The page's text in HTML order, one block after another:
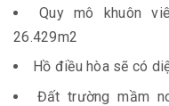
Quy mô khuôn
26.429m2
Hồ điều hòa sẽ có
Đất trường mầm